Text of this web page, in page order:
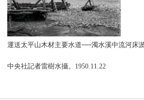
運送太平山木材主要水道──濁水溪中流河床淤
中央社記者雷樹水攝。1950.11.22